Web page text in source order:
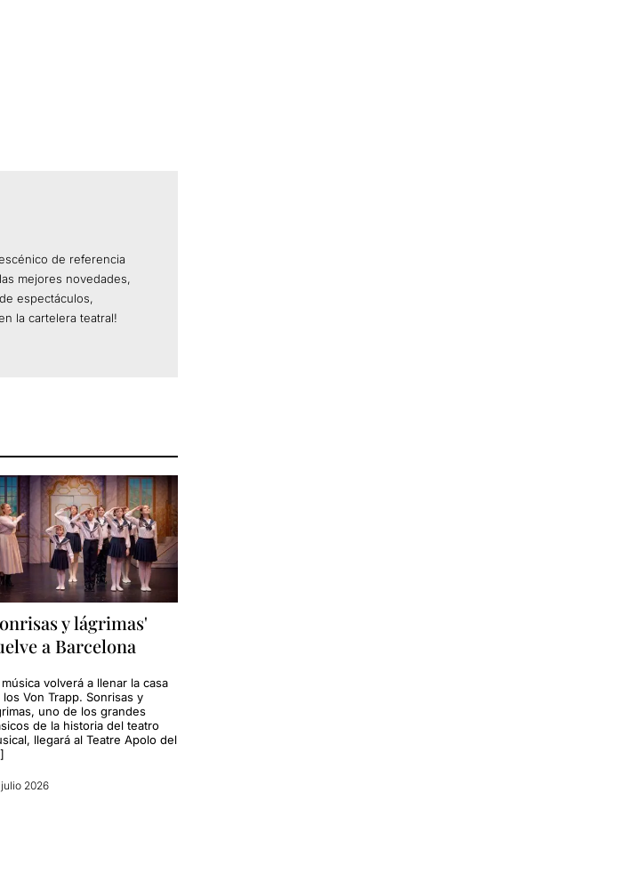
de referencia
mejores novedades,
espectáculos,
la cartelera teatral!
y lágrimas'
a Barcelona
música volverá a llenar la casa
los Von Trapp. Sonrisas y
uno de los grandes
de la historia del teatro
llegará al Teatre Apolo del
2026